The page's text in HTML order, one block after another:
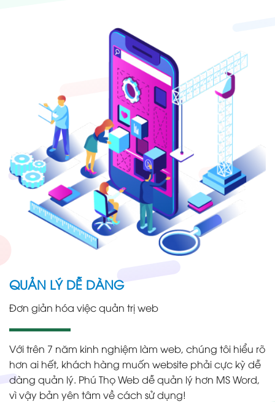
QUẢN LÝ DỄ DÀNG
Đơn giản hóa việc quản trị web
Với trên 7 năm kinh nghiệm làm web, chúng tôi hiểu rõ
hơn ai hết, khách hàng muốn website phải cực kỳ dễ
dàng quản lý. Phú Thọ Web dễ quản lý hơn MS Word,
vì vậy bản yên tâm về cách sử dụng!